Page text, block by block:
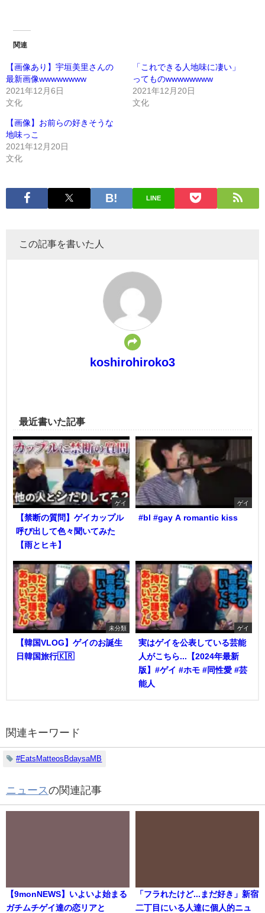
関連
【画像あり】宇垣美里さんの
最新画像wwwwwwww
2021年12月6日
文化
「これできる人地味に凄い」
ってものwwwwwwww
2021年12月20日
文化
【画像】お前らの好きそうな
地味っこ
2021年12月20日
文化
LINE
この記事を書いた人
koshirohiroko3
最近書いた記事
ゲイ
【禁断の質問】ゲイカップル
呼び出して色々聞いてみた
【雨とヒキ】
ゲイ
#bl #gay A romantic kiss
未分類
【韓国VLOG】ゲイのお誕生
日韓国旅行🇰🇷
ゲイ
実はゲイを公表している芸能
人がこちら...【2024年最新
版】#ゲイ #ホモ #同性愛 #芸
能人
関連キーワード
#EatsMatteosBdaysaMB
ニュースの関連記事
【9monNEWS】いよいよ始まる
ガチムチゲイ達の恋リアと
「フラれたけど...まだ好き」新宿
二丁目にいる人達に個人的ニュ